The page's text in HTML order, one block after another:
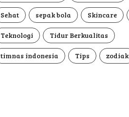
Sehat sepak bola Skincare
Teknologi Tidur Berkualitas
timnas indonesia Tips zodiak